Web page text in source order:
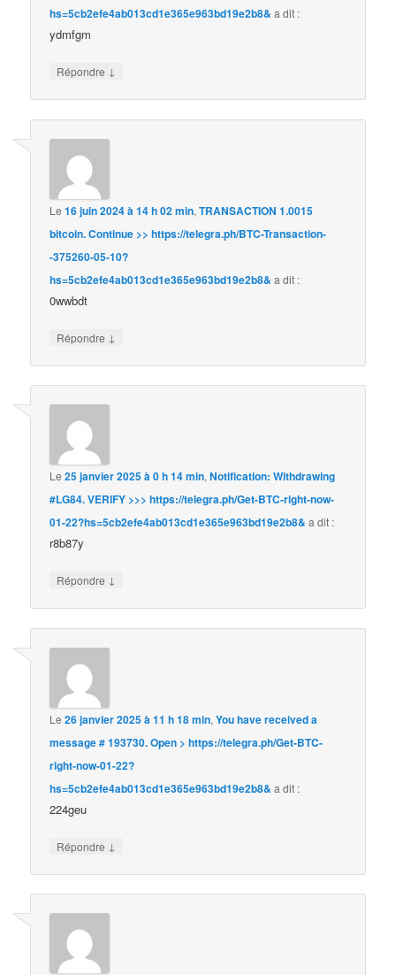
hs=5cb2efe4ab013cd1e365e963bd19e2b8& a dit :
ydmfgm
Répondre ↓
Le16 juin 2024 à 14 h 02 min,TRANSACTION 1.0015
bitcoin. Continue >> https://telegra.ph/BTC-Transaction-
-375260-05-10?
hs=5cb2efe4ab013cd1e365e963bd19e2b8& a dit :
0wwbdt
Répondre ↓
Le25 janvier 2025 à 0 h 14 min,Notification: Withdrawing
#LG84. VERIFY >>> https://telegra.ph/Get-BTC-right-now-
01-22?hs=5cb2efe4ab013cd1e365e963bd19e2b8& a dit :
r8b87y
Répondre ↓
Le26 janvier 2025 à 11 h 18 min,You have received a
message # 193730. Open > https://telegra.ph/Get-BTC-
right-now-01-22?
hs=5cb2efe4ab013cd1e365e963bd19e2b8& a dit :
224geu
Répondre ↓